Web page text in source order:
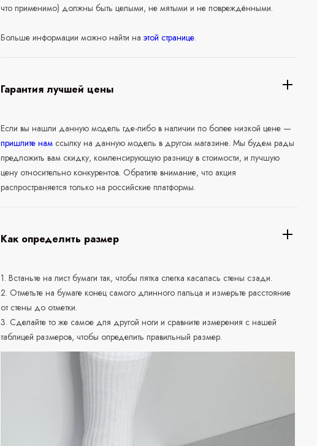
что применимо) должны быть целыми, не мятыми и не повреждёнными.
Больше информации можно найти наэтой странице.
Гарантия лучшей цены
Если вы нашли данную модель где-либо в наличии по более низкой цене —
пришлите нам ссылку на данную модель в другом магазине. Мы будем рады
предложить вам скидку, компенсирующую разницу в стоимости, и лучшую
цену относительно конкурентов. Обратите внимание, что акция
распространяется только на российские платформы.
Как определить размер
1. Встаньте на лист бумаги так, чтобы пятка слегка касалась стены сзади.
2. Отметьте на бумаге конец самого длинного пальца и измерьте расстояние
от стены до отметки.
3. Сделайте то же самое для другой ноги и сравните измерения с нашей
таблицей размеров, чтобы определить правильный размер.